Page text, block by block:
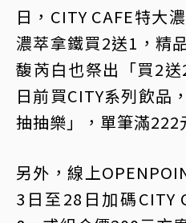
日，CITY CAFE特大
濃萃拿鐵買2送1，精
馥芮白也祭出「買2
日前買CITY系列飲品
抽抽樂」，單筆滿222
另外，線上
3日至28日加碼CITY